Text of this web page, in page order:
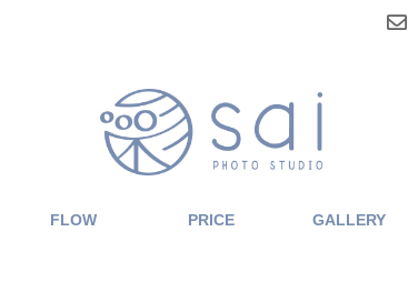
FLOW PRICE GALLERY